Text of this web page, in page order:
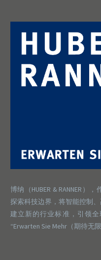
博纳（HUBER & RANNER）
探索科技边界，将智能控制
建立新的行业标准，引领
“Erwarten Sie Mehr（期待无